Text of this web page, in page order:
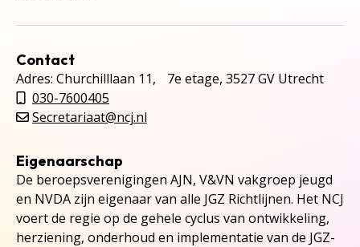
Contact
Adres: Churchilllaan 11, 7e etage, 3527 GV Utrecht
030-7600405
Secretariaat@ncj.nl
Eigenaarschap
De beroepsverenigingen AJN, V&VN vakgroep jeugd
en NVDA zijn eigenaar van alle JGZ Richtlijnen. Het NCJ
voert de regie op de gehele cyclus van ontwikkeling,
herziening, onderhoud en implementatie van de JGZ-